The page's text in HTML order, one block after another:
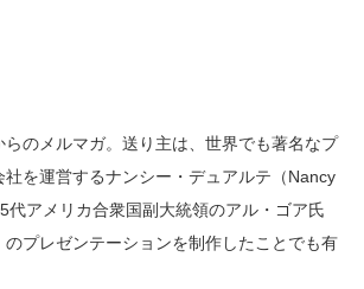
らのメルマガ。送り主は、世界でも著名なプ
社を運営するナンシー・デュアルテ（Nancy
代アメリカ合衆国副大統領のアル・ゴア氏
プレゼンテーションを制作したことでも有